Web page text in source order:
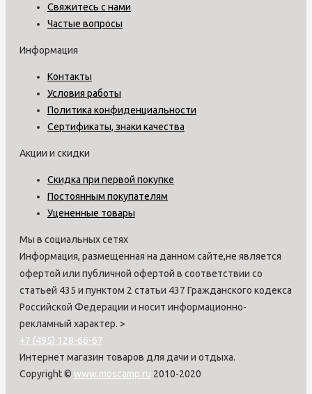
Свяжитесь с нами
Частые вопросы
Информация
Контакты
Условия работы
Политика конфиденциальности
Сертификаты, знаки качества
Акции и скидки
Скидка при первой покупке
Постоянным покупателям
Уцененные товары
Мы в социальных сетях
Информация, размещенная на данном сайте,не является
офертой или публичной офертой в соответствии со
статьей 435 и пунктом 2 статьи 437 Гражданского кодекса
Российской Федерации и носит информационно-
рекламный характер. >
+7 (495) 128-66-67
Интернет магазин товаров для дачи и отдыха.
Copyright © www.moscamp.ru 2010-2020